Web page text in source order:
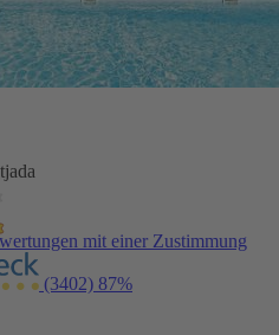
mit einer Zustimmung
(3402) 87%